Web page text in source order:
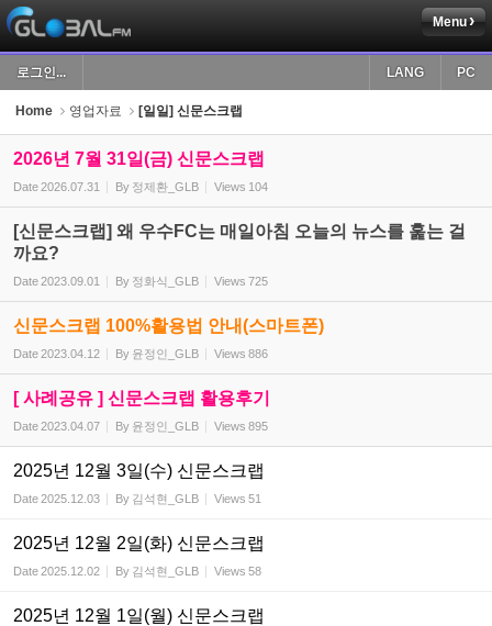
Menu
로그인... PC
LANG
Home 영업자료 [일일] 신문스크랩
2026년 7월 31일(금) 신문스크랩
Date2026.07.31 By 정제환_GLB Views 104
[신문스크랩] 왜 우수FC는 매일아침 오늘의 뉴스를 훑는 걸
까요?
Date2023.09.01 By 정화식_GLB Views 725
신문스크랩 100%활용법 안내(스마트폰)
Date2023.04.12 By 윤정인_GLB Views 886
[ 사례공유 ] 신문스크랩 활용후기
Date2023.04.07 By 윤정인_GLB Views 895
2025년 12월 3일(수) 신문스크랩
Date2025.12.03 By 김석현_GLB Views 51
2025년 12월 2일(화) 신문스크랩
Date2025.12.02 By 김석현_GLB Views 58
2025년 12월 1일(월) 신문스크랩
Sketchbook5, 스케치북5
Sketchbook5, 스케치북5